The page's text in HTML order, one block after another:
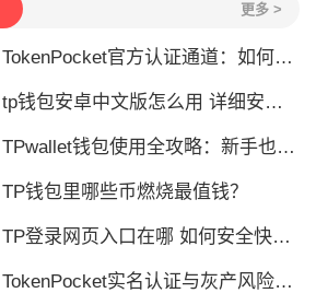
更多 >
TokenPocket官方认证通道：如何找到真正的官方渠道
tp钱包安卓中文版怎么用 详细安装教程
TPwallet钱包使用全攻略：新手也能快速上手掌握
TP钱包里哪些币燃烧最值钱？
TP登录网页入口在哪 如何安全快速登陆平台
TokenPocket实名认证与灰产风险全解析